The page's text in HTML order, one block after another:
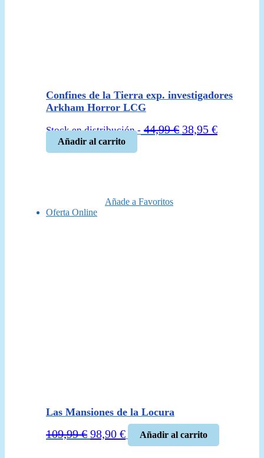
Confines de la Tierra exp. investigadores
Arkham Horror LCG
Stock en distribución - 44,99€ El
38,95 €El
Añadir al carrito
Añade a Favoritos
Oferta Online
Las Mansiones de la Locura
109,99€ El
98,90 €El
precio
Añadir al carrito